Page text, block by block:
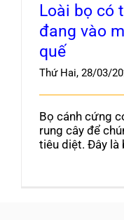
Loài bọ có
đang vào
quế
Thứ Hai, 28/03/
Bọ cánh cứng
rung cây để
tiêu diệt. Đây là